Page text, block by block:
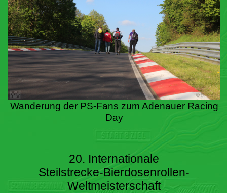
Wanderung der PS-Fans zum Adenauer Racing
Day
20. Internationale
Steilstrecke-Bierdosenrollen-
Weltmeisterschaft